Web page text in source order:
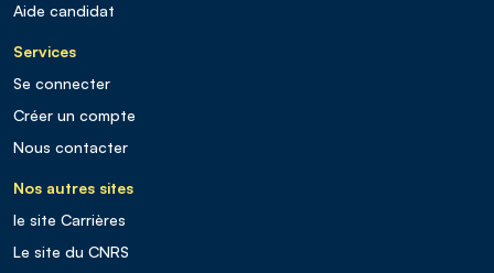
Aide candidat
Services
Se connecter
Créer un compte
Nous contacter
Nos autres sites
le site Carrières
Le site du CNRS